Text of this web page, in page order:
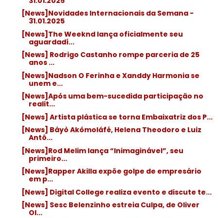
[News]Novidades Internacionais da Semana -
31.01.2025
[News]The Weeknd lança oficialmente seu
aguardadí...
[News] Rodrigo Castanho rompe parceria de 25
anos ...
[News]Nadson O Ferinha e Xanddy Harmonia se
unem e...
[News]Após uma bem-sucedida participação no
realit...
[News] Artista plástica se torna Embaixatriz dos P...
[News] Báyò Akómoláfé, Helena Theodoro e Luiz
Antô...
[News]Rod Melim lança “Inimaginável”, seu
primeiro...
[News]Rapper Akilla expõe golpe de empresário
em p...
[News] Digital College realiza evento e discute te...
[News] Sesc Belenzinho estreia Culpa, de Oliver
Ol...